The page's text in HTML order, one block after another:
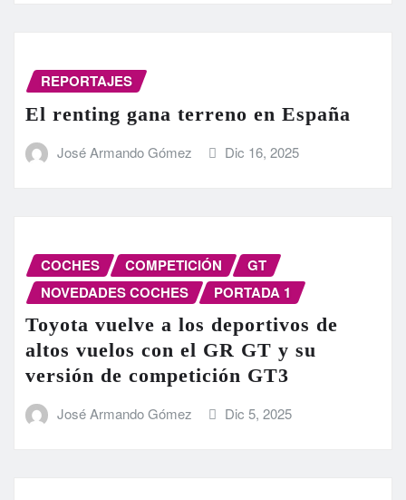
REPORTAJES
El renting gana terreno en España
José Armando Gómez Dic 16, 2025
COCHES COMPETICIÓN
GT
NOVEDADES COCHES
PORTADA 1
Toyota vuelve a los deportivos de
altos vuelos con el GR GT y su
versión de competición GT3
José Armando Gómez Dic 5, 2025